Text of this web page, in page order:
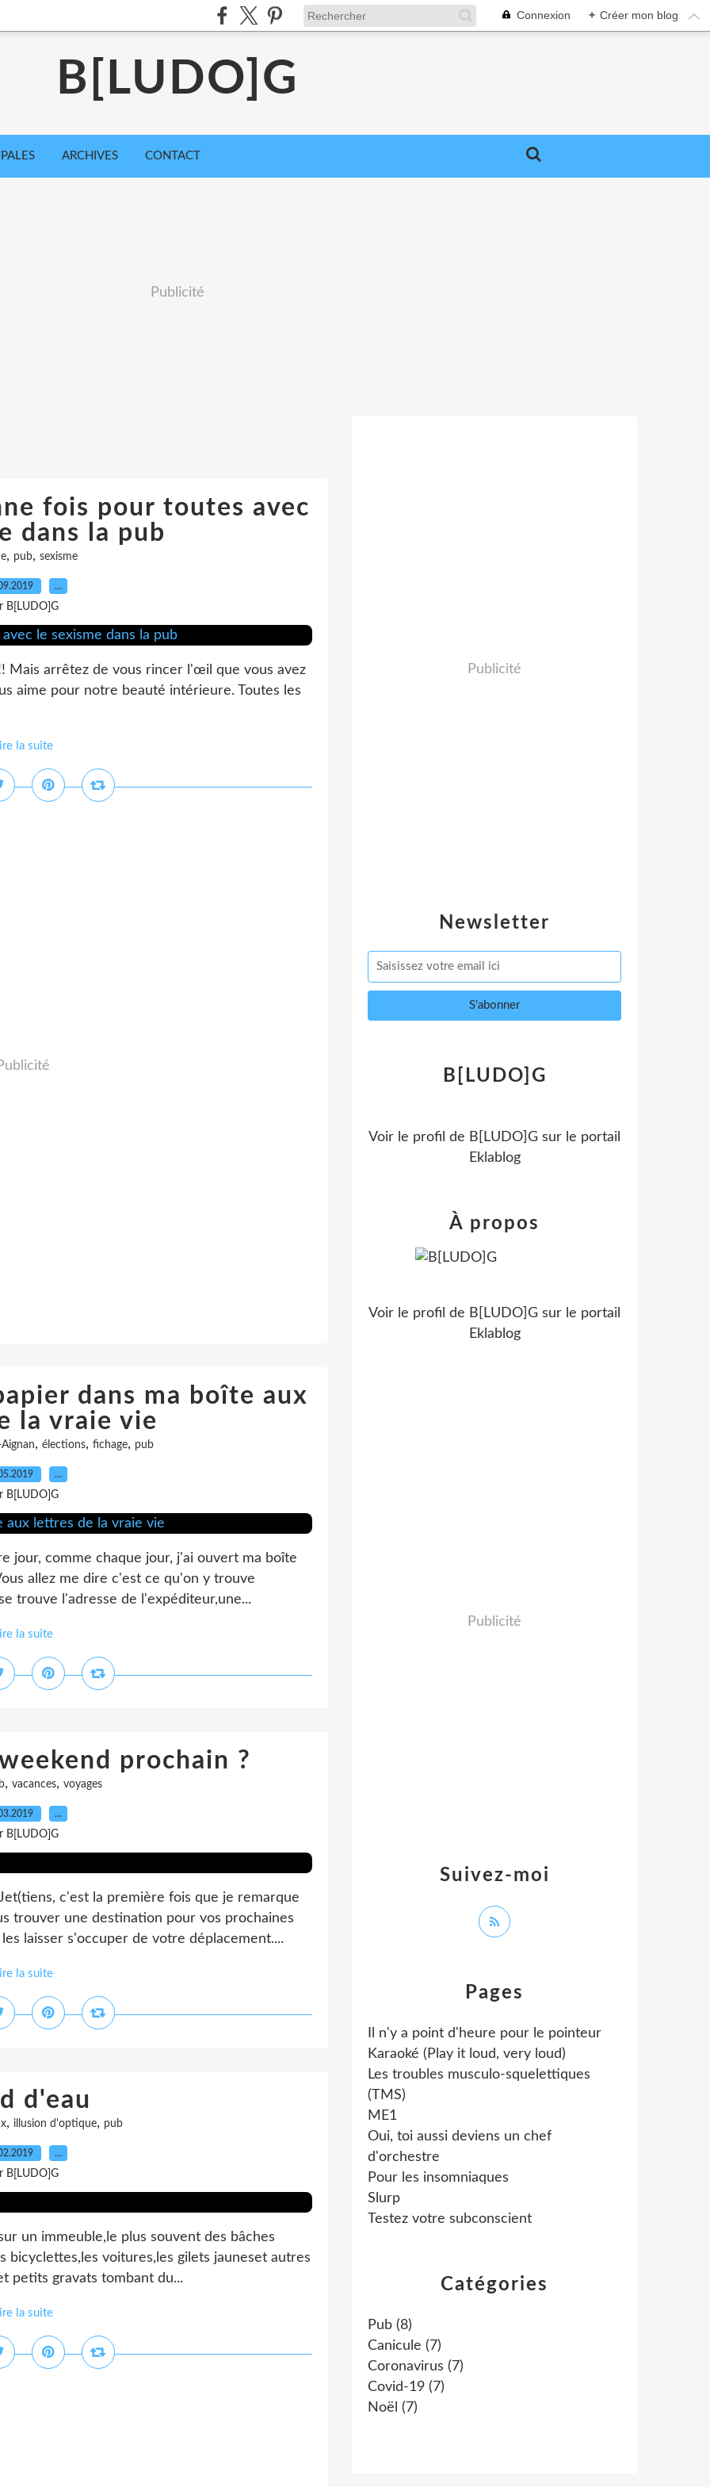
Connexion + Créer mon blog
B[LUDO]G
ARCHIVES CONTACT
Publicité
fois pour toutes avec
dans la pub
, pub, sexisme
…
B[LUDO]G
Mais arrêtez de vous rincer l'œil que vous avez
aime pour notre beauté intérieure. Toutes les
la suite
dans ma boîte aux
la vraie vie
, élections, fichage, pub
…
B[LUDO]G
jour, comme chaque jour, j'ai ouvert ma boîte
allez me dire c'est ce qu'on y trouve
trouve l'adresse de l'expéditeur,une...
la suite
prochain ?
, vacances, voyages
…
B[LUDO]G
c'est la première fois que je remarque
trouver une destination pour vos prochaines
laisser s'occuper de votre déplacement....
la suite
d'eau
, illusion d'optique, pub
…
B[LUDO]G
un immeuble,le plus souvent des bâches
bicyclettes,les voitures,les gilets jauneset autres
petits gravats tombant du...
la suite
Newsletter
Publicité
Catégories
Pub (8)
Canicule (7)
Coronavirus (7)
Covid-19 (7)
Noël (7)
Pages
Il n'y a point d'heure pour le pointeur
Karaoké (Play it loud, very loud)
Les troubles musculo-squelettiques
(TMS)
ME1
Oui, toi aussi deviens un chef
d'orchestre
Pour les insomniaques
Slurp
Testez votre subconscient
B[LUDO]G
Voir le profil de B[LUDO]G sur le portail
Eklablog
Suivez-moi
À propos
Voir le profil de B[LUDO]G sur le portail
Eklablog
Publicité